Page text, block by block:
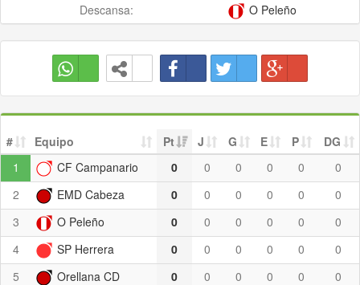
Descansa: O Peleño
# Equipo Pt J G E P
DG
1
CF Campanario 0 0 0 0 0
0
2
EMD Cabeza 0 0 0 0 0
0
3
O Peleño 0 0 0 0 0
0
4
SP Herrera 0 0 0 0 0
0
5
Orellana CD 0 0 0 0 0
0